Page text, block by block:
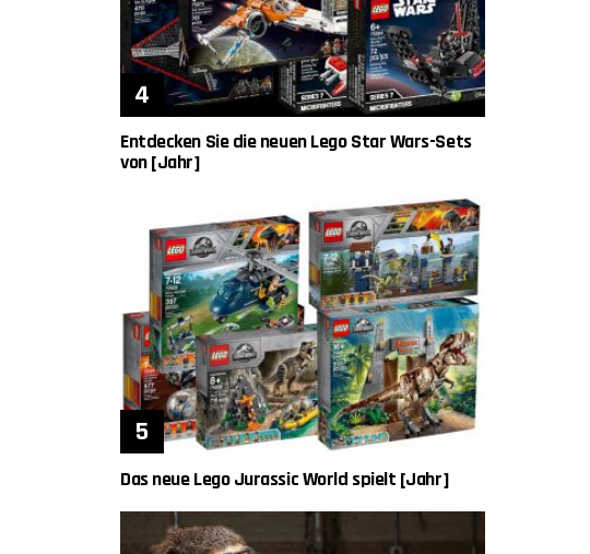
Entdecken Sie die neuen Lego Star Wars-Sets
von [Jahr]
Das neue Lego Jurassic World spielt [Jahr]